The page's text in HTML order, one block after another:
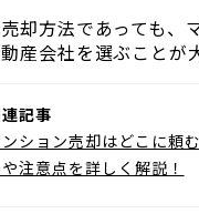
却方法であっても、
産会社を選ぶことが
記事
ション売却はどこに頼
や注意点を詳しく解説！